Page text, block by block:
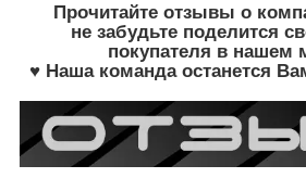
Прочитайте отзывы о
не забудьте поделится
покупателя в нашем
♥ Наша команда останется